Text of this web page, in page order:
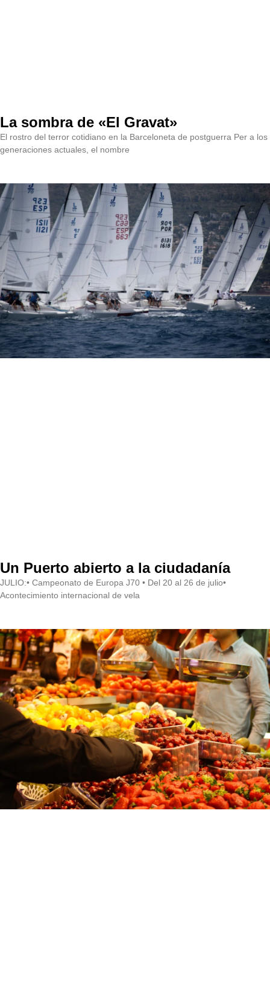
La sombra de «El Gravat»
El rostro del terror cotidiano en la Barceloneta de postguerra Per a los
generaciones actuales, el nombre
Un Puerto abierto a la ciudadanía
JULIO:• Campeonato de Europa J70 • Del 20 al 26 de julio•
Acontecimiento internacional de vela